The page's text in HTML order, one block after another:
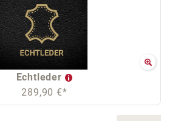
Echtleder
289,90 €*